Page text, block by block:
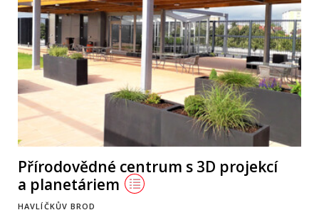
Přírodovědné centrum s 3D projekcí
a planetáriem
HAVLÍČKŮV BROD